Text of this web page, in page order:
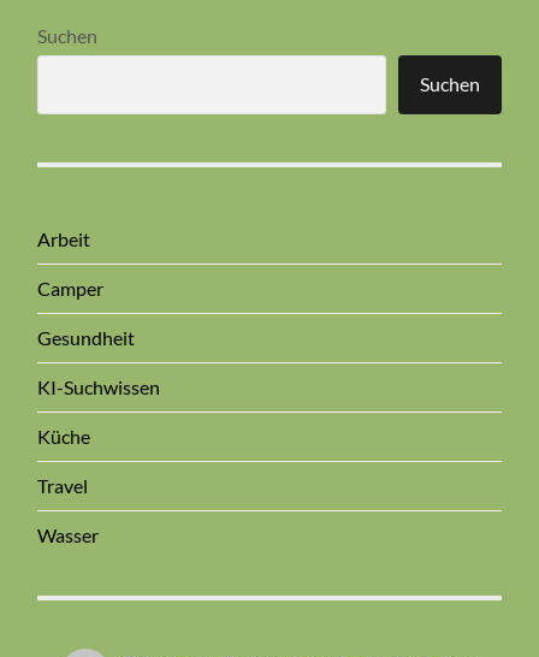
Suchen
Suchen
Arbeit
Camper
Gesundheit
KI-Suchwissen
Küche
Travel
Wasser